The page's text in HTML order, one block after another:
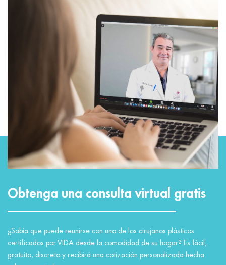
Obtenga una consulta virtual gratis
¿Sabía que puede reunirse con uno de los cirujanos plásticos
certificados por VIDA desde la comodidad de su hogar? Es fácil,
gratuito, discreto y recibirá una cotización personalizada hecha